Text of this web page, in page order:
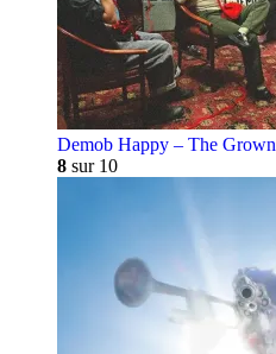
Demob Happy – The
8 sur 10